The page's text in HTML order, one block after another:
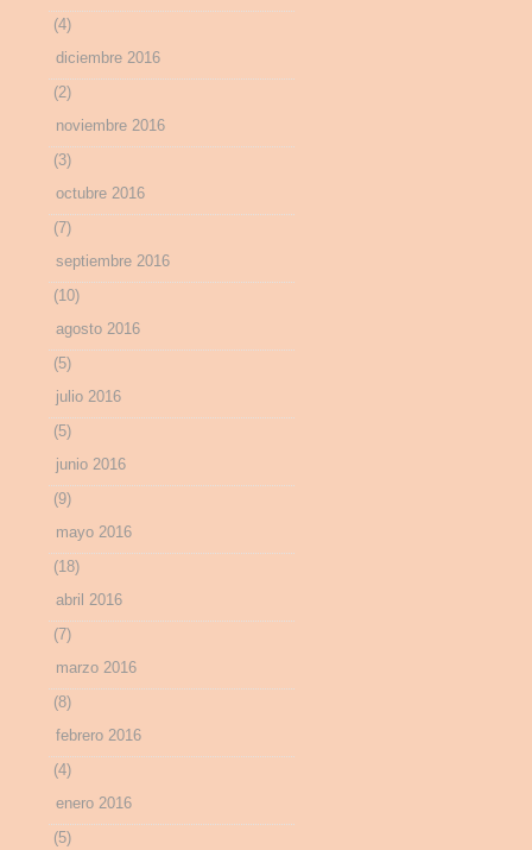
(4)
diciembre 2016
(2)
noviembre 2016
(3)
octubre 2016
(7)
septiembre 2016
(10)
agosto 2016
(5)
julio 2016
(5)
junio 2016
(9)
mayo 2016
(18)
abril 2016
(7)
marzo 2016
(8)
febrero 2016
(4)
enero 2016
(5)